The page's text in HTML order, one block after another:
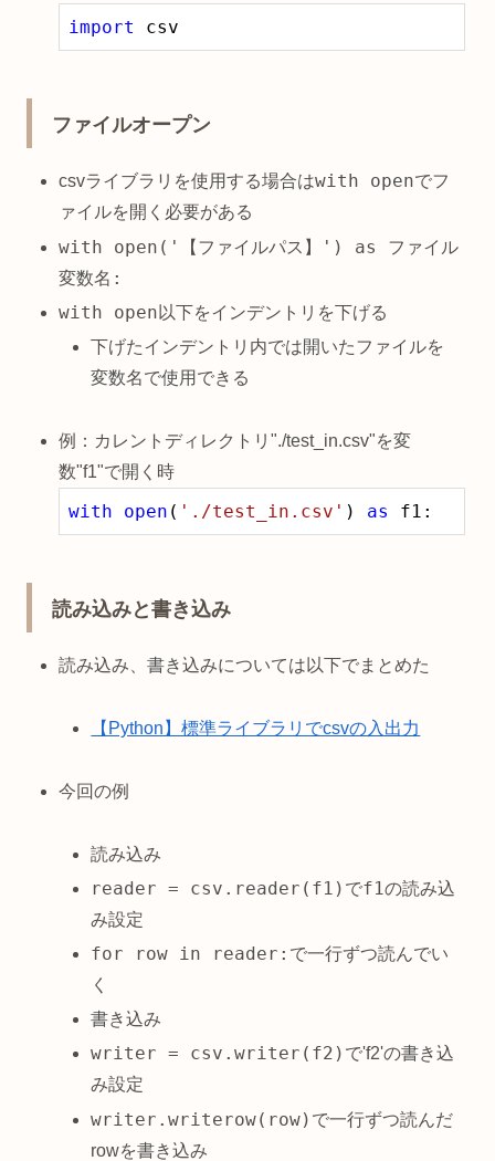
import csv
ファイルオープン
csvライブラリを使用する場合はwith openでフ
ァイルを開く必要がある
with open('【ファイルパス】') as ファイル
変数名:
with open 以下をインデントリを下げる
下げたインデントリ内では開いたファイルを
変数名で使用できる
例：カレントディレクトリ"./test_in.csv"を変
数"f1"で開く時
with open ( './test_in.csv' ) as f1:
読み込みと書き込み
読み込み、書き込みについては以下でまとめた
【Python】標準ライブラリでcsvの入出力
今回の例
読み込み
reader = csv.reader(f1) でf1の読み込
み設定
for row in reader: で一行ずつ読んでい
く
書き込み
writer = csv.writer(f2) で'f2'の書き込
み設定
writer.writerow(row) で一行ずつ読んだ
rowを書き込み